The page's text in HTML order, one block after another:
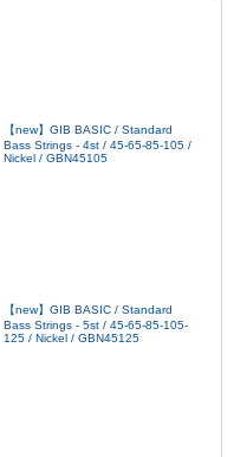
【new】GIB BASIC / Standard
Bass Strings - 4st / 45-65-85-105 /
Nickel / GBN45105
【new】GIB BASIC / Standard
Bass Strings - 5st / 45-65-85-105-
125 / Nickel / GBN45125